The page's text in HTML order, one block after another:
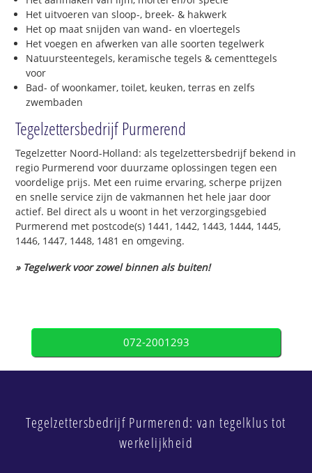
Het uitvoeren van sloop-, breek- & hakwerk
Het op maat snijden van wand- en vloertegels
Het voegen en afwerken van alle soorten tegelwerk
Natuursteentegels, keramische tegels & cementtegels
voor
Bad- of woonkamer, toilet, keuken, terras en zelfs
zwembaden
Tegelzettersbedrijf Purmerend
Tegelzetter Noord-Holland: als tegelzettersbedrijf bekend in
regio Purmerend voor duurzame oplossingen tegen een
voordelige prijs. Met een ruime ervaring, scherpe prijzen
en snelle service zijn de vakmannen het hele jaar door
actief. Bel direct als u woont in het verzorgingsgebied
Purmerend met postcode(s) 1441, 1442, 1443, 1444, 1445,
1446, 1447, 1448, 1481 en omgeving.
» Tegelwerk voor zowel binnen als buiten!
072-2001293
Tegelzettersbedrijf Purmerend: van tegelklus tot
werkelijkheid